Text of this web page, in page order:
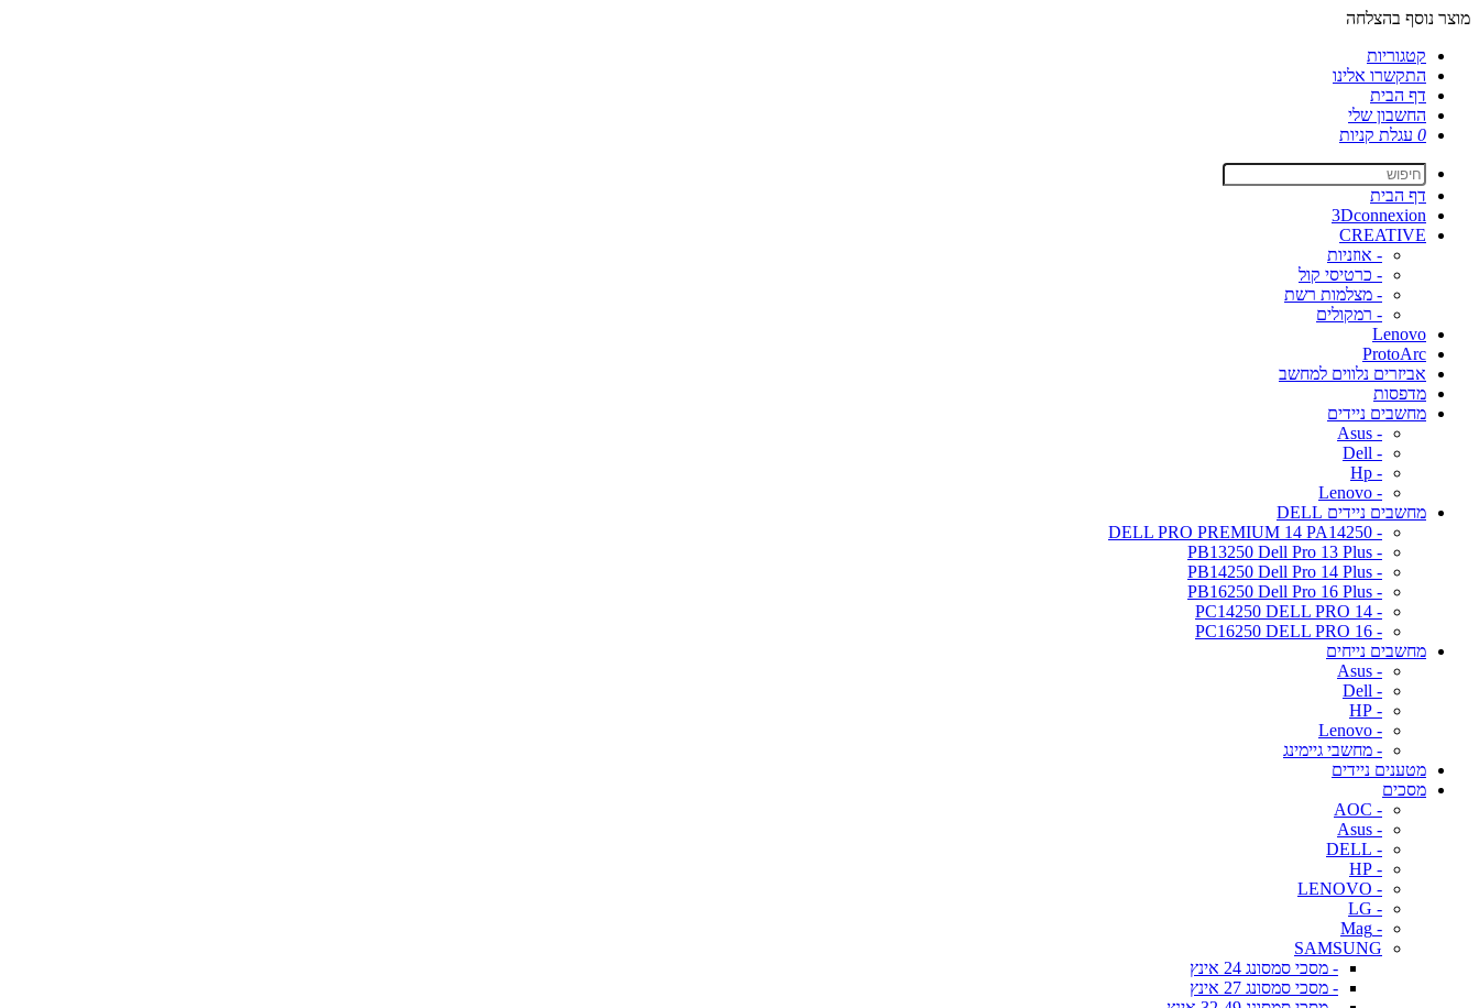
מוצר נוסף בהצלחה
קטגוריות
התקשרו אלינו
דף הבית
החשבון שלי
0 עגלת קניות
דף הבית
3Dconnexion
CREATIVE
- אוזניות
- כרטיסי קול
- מצלמות רשת
- רמקולים
Lenovo
ProtoArc
אביזרים נלווים למחשב
מדפסות
מחשבים ניידים
- Asus
- Dell
- Hp
- Lenovo
מחשבים ניידים DELL
- DELL PRO PREMIUM 14 PA14250
- PB13250 Dell Pro 13 Plus
- PB14250 Dell Pro 14 Plus
- PB16250 Dell Pro 16 Plus
- PC14250 DELL PRO 14
- PC16250 DELL PRO 16
מחשבים נייחים
- Asus
- Dell
- HP
- Lenovo
- מחשבי גיימינג
מטענים ניידים
מסכים
- AOC
- Asus
- DELL
- HP
- LENOVO
- LG
- Mag
SAMSUNG
- מסכי סמסונג 24 אינץ
- מסכי סמסונג 27 אינץ